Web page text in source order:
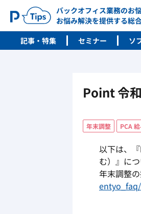
バックオフィス業務のお
お悩み解決を提供する総
記事・特集 セミナー ソ
Point 令
年末調整 PCA
以下は、
む）』に
年末調整
entyo_faq/